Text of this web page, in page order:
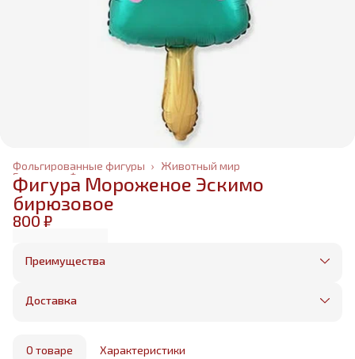
Животный мир
Фольгированные фигуры ›
Фольгированные шары
›
Главная
Фигура Мороженое Эскимо
бирюзовое
800 ₽
Преимущества
Оплата частями в Сплит
Бесплатная доставка в пределах КАД
маркетплейса
Доставка
О товаре Характеристики